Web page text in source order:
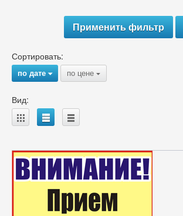
Сортировать:
по дате{ по цене {
Вид:
A B C